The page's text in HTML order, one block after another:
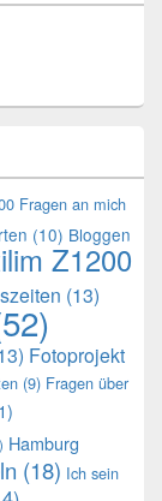
Fragen an mich
(10) Bloggen
Z1200
(13)
Fotoprojekt
(9) Fragen über
Hamburg
(18) Ich sein